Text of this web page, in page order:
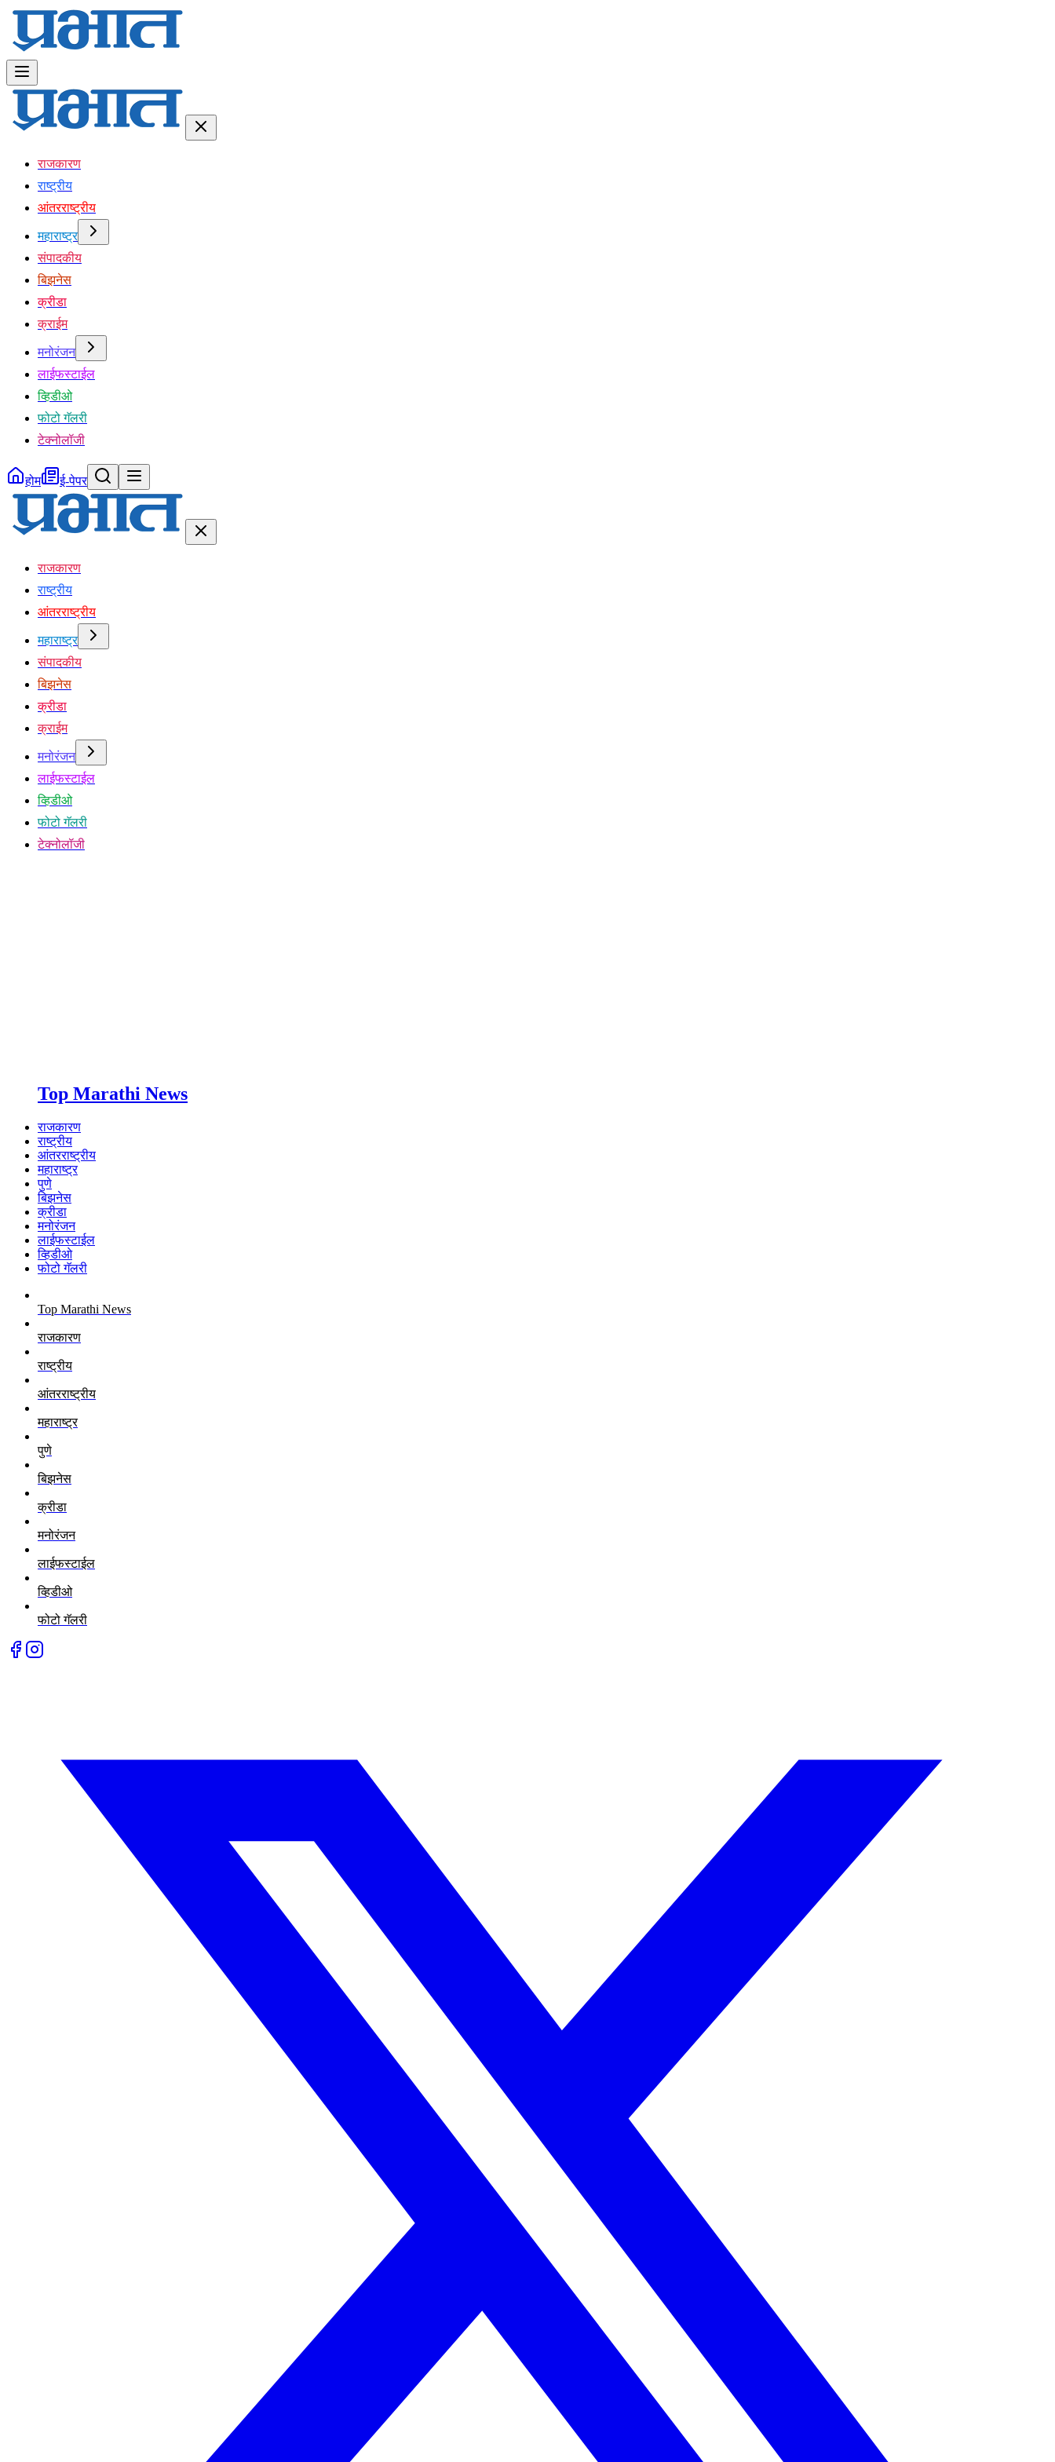
राजकारण
राष्ट्रीय
आंतरराष्ट्रीय
महाराष्ट्र
संपादकीय
बिझनेस
क्रीडा
क्राईम
मनोरंजन
लाईफस्टाईल
व्हिडीओ
फोटो गॅलरी
टेक्नोलॉजी
होम ई-पेपर
राजकारण
राष्ट्रीय
आंतरराष्ट्रीय
महाराष्ट्र
संपादकीय
बिझनेस
क्रीडा
क्राईम
मनोरंजन
लाईफस्टाईल
व्हिडीओ
फोटो गॅलरी
टेक्नोलॉजी
Top Marathi News
राजकारण
राष्ट्रीय
आंतरराष्ट्रीय
महाराष्ट्र
पुणे
बिझनेस
क्रीडा
मनोरंजन
लाईफस्टाईल
व्हिडीओ
फोटो गॅलरी
Top Marathi News
राजकारण
राष्ट्रीय
आंतरराष्ट्रीय
महाराष्ट्र
पुणे
बिझनेस
क्रीडा
मनोरंजन
लाईफस्टाईल
व्हिडीओ
फोटो गॅलरी